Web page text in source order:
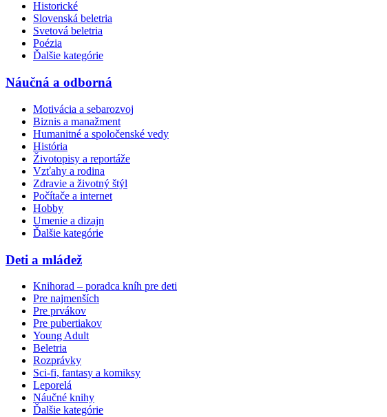
Historické
Slovenská beletria
Svetová beletria
Poézia
Ďalšie kategórie
Náučná a odborná
Motivácia a sebarozvoj
Biznis a manažment
Humanitné a spoločenské vedy
História
Životopisy a reportáže
Vzťahy a rodina
Zdravie a životný štýl
Počítače a internet
Hobby
Umenie a dizajn
Ďalšie kategórie
Deti a mládež
Knihorad – poradca kníh pre deti
Pre najmenších
Pre prvákov
Pre pubertiakov
Young Adult
Beletria
Rozprávky
Sci-fi, fantasy a komiksy
Leporelá
Náučné knihy
Ďalšie kategórie